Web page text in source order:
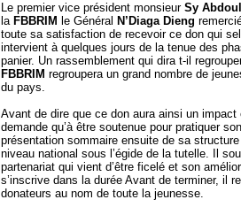
Le premier vice président monsieur Sy
la FBBRIM le Général N’Diaga Dieng
toute sa satisfaction de recevoir ce don qui
intervient à quelques jours de la tenue des
panier. Un rassemblement qui dira t-il
FBBRIM regroupera un grand nombre de
du pays.
Avant de dire que ce don aura ainsi un
demande qu’à être soutenue pour pratiquer
présentation sommaire ensuite de sa
niveau national sous l’égide de la tutelle. Il
partenariat qui vient d’être ficelé et son
s’inscrive dans la durée Avant de terminer, il
donateurs au nom de toute la jeunesse.